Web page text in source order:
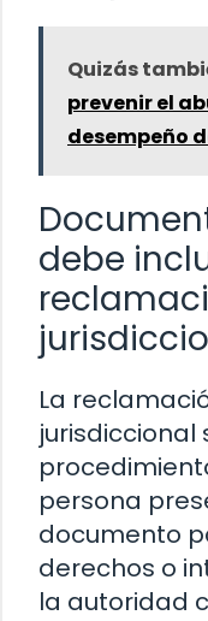
Quizás
prevenir el
desempeño
debe
La
jurisdiccional
persona
documento
derechos o
la autoridad